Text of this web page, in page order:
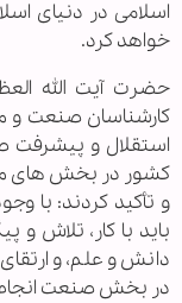
اسلامی در دنیای
خواهد کرد.
حضرت آیت الله
کارشناسان صنعت و
استقلال و پیشرفت
کشور در بخش های
و تأکید کردند: با
باید با کار، تلاش
دانش و علم، و
در بخش صنعت